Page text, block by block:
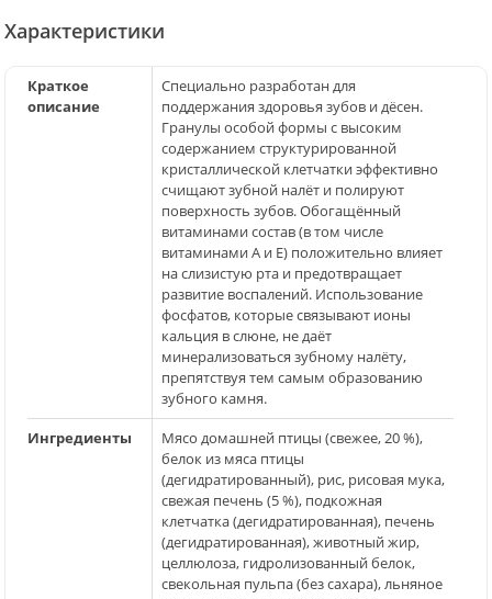
Характеристики
Краткое
описание
Специально разработан для
поддержания здоровья зубов и дёсен.
Гранулы особой формы с высоким
содержанием структурированной
кристаллической клетчатки эффективно
счищают зубной налёт и полируют
поверхность зубов. Обогащённый
витаминами состав (в том числе
витаминами A и E) положительно влияет
на слизистую рта и предотвращает
развитие воспалений. Использование
фосфатов, которые связывают ионы
кальция в слюне, не даёт
минерализоваться зубному налёту,
препятствуя тем самым образованию
зубного камня.
Ингредиенты
Мясо домашней птицы (свежее, 20 %),
белок из мяса птицы
(дегидратированный), рис, рисовая мука,
свежая печень (5 %), подкожная
клетчатка (дегидратированная), печень
(дегидратированная), животный жир,
целлюлоза, гидролизованный белок,
свекольная пульпа (без сахара), льняное